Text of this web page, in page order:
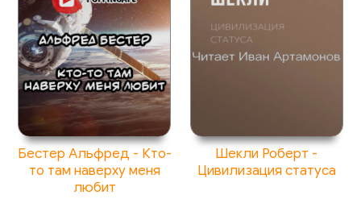
70 - 69 Пен
71 - 70 Рената
72 - 71 Тиф
73 - 72 Джоди
75 - 74 Джоди
76 - 75 Пен
Бестер Альфред - Кто-
то там наверху меня
любит
Шекли Роберт -
Цивилизация статуса